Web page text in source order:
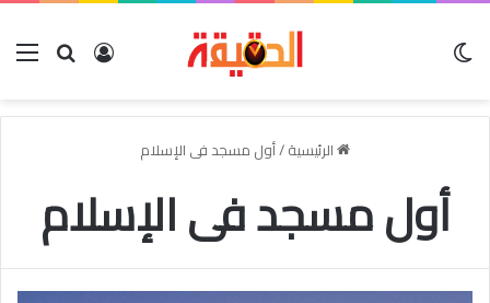
بحث عنتسجيل
الرئيسية/أول مسجد فى الإسلام
أول مسجد فى الإسلام